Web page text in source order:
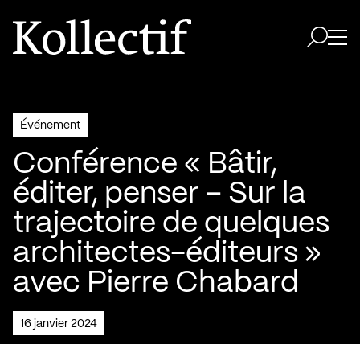
Aller à la page d'accueil
Logo Kollectif
Événement
Conférence « Bâtir,
éditer, penser – Sur la
trajectoire de quelques
architectes-éditeurs »
avec Pierre Chabard
16 janvier 2024